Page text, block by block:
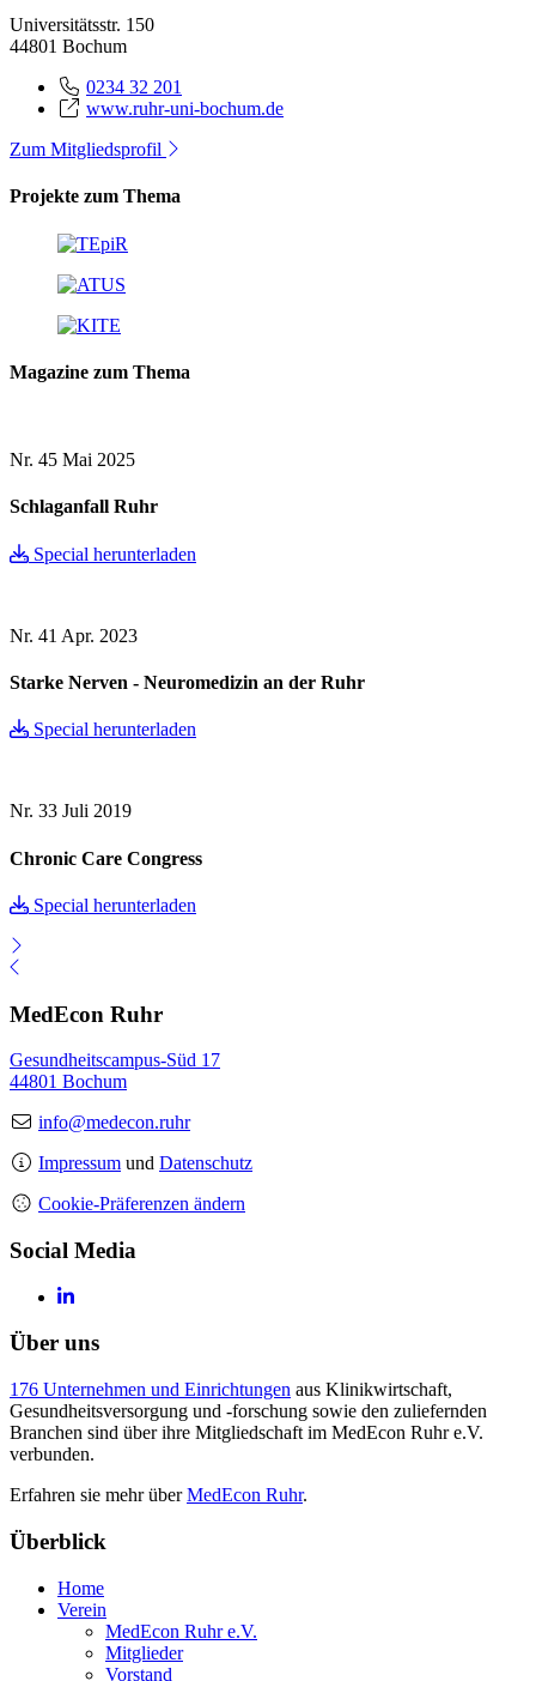
Universitätsstr. 150
44801 Bochum
0234 32 201
www.ruhr-uni-bochum.de
Zum Mitgliedsprofil
Projekte zum Thema
Magazine zum Thema
Nr. 45 Mai 2025
Schlaganfall Ruhr
Special herunterladen
Nr. 41 Apr. 2023
Starke Nerven - Neuromedizin an der Ruhr
Special herunterladen
Nr. 33 Juli 2019
Chronic Care Congress
Special herunterladen
MedEcon Ruhr
Gesundheitscampus-Süd 17
44801 Bochum
info@medecon.ruhr
Impressum und Datenschutz
Cookie-Präferenzen ändern
Social Media
Über uns
176 Unternehmen und Einrichtungen aus Klinikwirtschaft,
Gesundheitsversorgung und -forschung sowie den zuliefernden
Branchen sind über ihre Mitgliedschaft im MedEcon Ruhr e.V.
verbunden.
Erfahren sie mehr überMedEcon Ruhr.
Überblick
Home
Verein
MedEcon Ruhr e.V.
Mitglieder
Vorstand